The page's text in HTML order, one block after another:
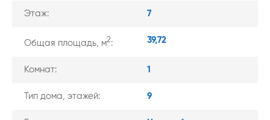
Этаж: 7
Общая площадь, м2: 39,72
Комнат: 1
Тип дома, этажей: 9